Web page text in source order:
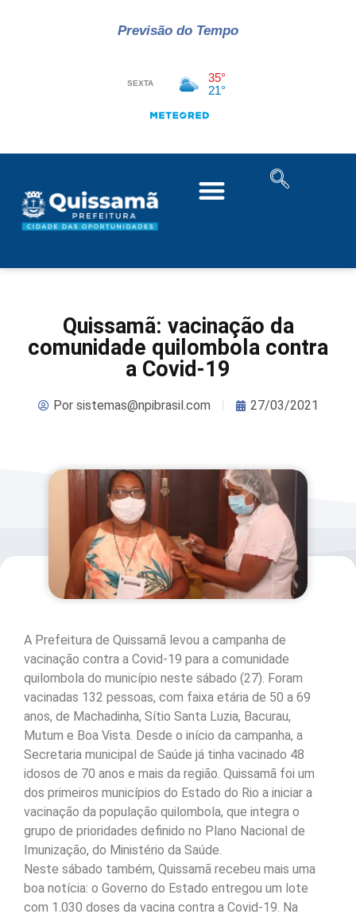
Previsão do Tempo
Quissamã: vacinação da
comunidade quilombola contra
a Covid-19
Porsistemas@npibrasil.com 27/03/2021
A Prefeitura de Quissamã levou a campanha de
vacinação contra a Covid-19 para a comunidade
quilombola do município neste sábado (27). Foram
vacinadas 132 pessoas, com faixa etária de 50 a 69
anos, de Machadinha, Sítio Santa Luzia, Bacurau,
Mutum e Boa Vista. Desde o início da campanha, a
Secretaria municipal de Saúde já tinha vacinado 48
idosos de 70 anos e mais da região. Quissamã foi um
dos primeiros municípios do Estado do Rio a iniciar a
vacinação da população quilombola, que integra o
grupo de prioridades definido no Plano Nacional de
Imunização, do Ministério da Saúde.
Neste sábado também, Quissamã recebeu mais uma
boa notícia: o Governo do Estado entregou um lote
com 1.030 doses da vacina contra a Covid-19. Na